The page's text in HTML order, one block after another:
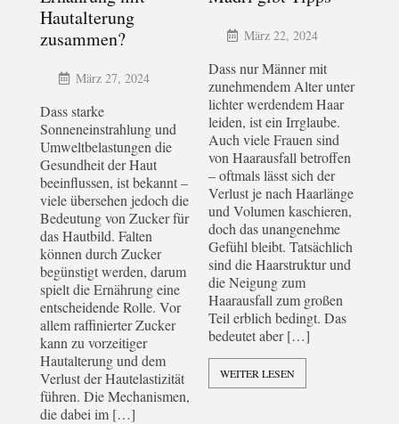
Hautalterung
zusammen?
März 27, 2024
Dass starke
Sonneneinstrahlung und
Umweltbelastungen die
Gesundheit der Haut
beeinflussen, ist bekannt –
viele übersehen jedoch die
Bedeutung von Zucker für
das Hautbild. Falten
können durch Zucker
begünstigt werden, darum
spielt die Ernährung eine
entscheidende Rolle. Vor
allem raffinierter Zucker
kann zu vorzeitiger
Hautalterung und dem
Verlust der Hautelastizität
führen. Die Mechanismen,
die dabei im […]
März 22, 2024
Dass nur Männer mit
zunehmendem Alter unter
lichter werdendem Haar
leiden, ist ein Irrglaube.
Auch viele Frauen sind
von Haarausfall betroffen
– oftmals lässt sich der
Verlust je nach Haarlänge
und Volumen kaschieren,
doch das unangenehme
Gefühl bleibt. Tatsächlich
sind die Haarstruktur und
die Neigung zum
Haarausfall zum großen
Teil erblich bedingt. Das
bedeutet aber […]
WEITER LESEN